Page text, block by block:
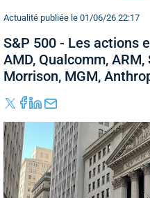
Actualité publiée le 01/06/26 22:17
S&P 500 - Les actions
AMD, Qualcomm,
Morrison, MGM,